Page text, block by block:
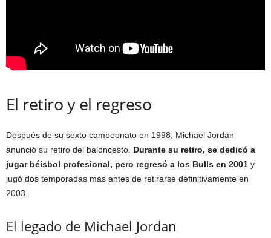
El retiro y el regreso
Después de su sexto campeonato en 1998, Michael Jordan
anunció su retiro del baloncesto. Durante su retiro, se dedicó a
jugar béisbol profesional, pero regresó a los Bulls en 2001 y
jugó dos temporadas más antes de retirarse definitivamente en
2003.
El legado de Michael Jordan